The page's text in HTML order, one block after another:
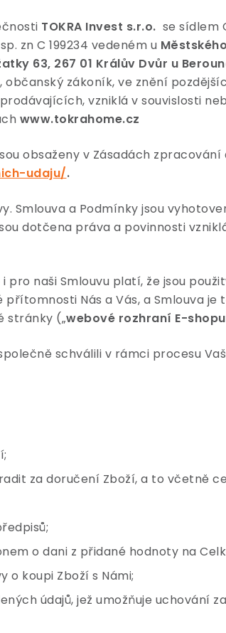
TOKRA Invest s.r.o. se sídlem
zn C 199234 vedeném u
63, 267 01 Králův Dvůr u
občanský zákoník, ve znění
vzniklá v souvislosti
www.tokrahome.cz
obsaženy v Zásadách
udaju/.
Smlouva a Podmínky jsou
dotčena práva a povinnosti
naši Smlouvu platí, že jsou
Nás a Vás, a Smlouva
stránky („webové rozhraní E-shopu
schválili v rámci procesu
za doručení Zboží, a to včetně
o dani z přidané hodnoty na
o koupi Zboží s Námi;
údajů, jež umožňuje uchování